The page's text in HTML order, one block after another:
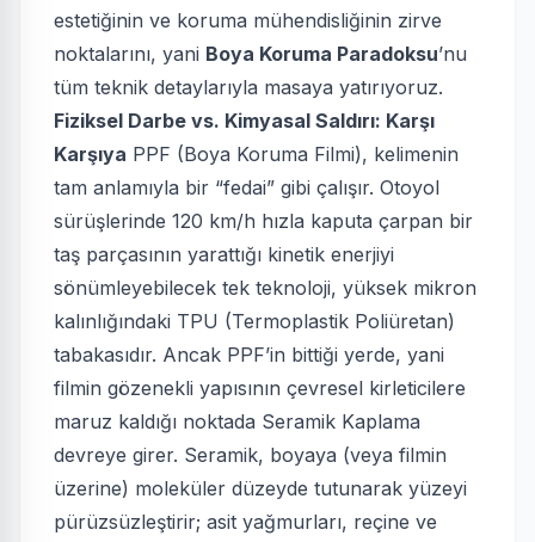
estetiğinin ve koruma mühendisliğinin zirve
noktalarını, yani Boya Koruma Paradoksu’nu
tüm teknik detaylarıyla masaya yatırıyoruz.
Fiziksel Darbe vs. Kimyasal Saldırı: Karşı
Karşıya PPF (Boya Koruma Filmi), kelimenin
tam anlamıyla bir “fedai” gibi çalışır. Otoyol
sürüşlerinde 120 km/h hızla kaputa çarpan bir
taş parçasının yarattığı kinetik enerjiyi
sönümleyebilecek tek teknoloji, yüksek mikron
kalınlığındaki TPU (Termoplastik Poliüretan)
tabakasıdır. Ancak PPF’in bittiği yerde, yani
filmin gözenekli yapısının çevresel kirleticilere
maruz kaldığı noktada Seramik Kaplama
devreye girer. Seramik, boyaya (veya filmin
üzerine) moleküler düzeyde tutunarak yüzeyi
pürüzsüzleştirir; asit yağmurları, reçine ve